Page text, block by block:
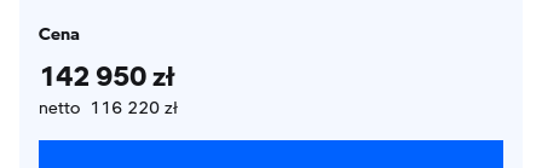
Cena
142 950 zł
netto 116 220 zł